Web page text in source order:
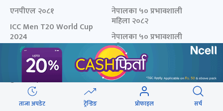
ताजा अपडेट ट्रेन्डिङ प्रोफाइल सर्च
एनपीएल २०८१
ICC Men T20 World Cup
2024
IPL 2024
Aaha RARA Pokhara
Nepal Super League -
2080
नेपालका ५० प्रभावशाली
महिला २०८२
नेपालका ५० प्रभावशाली
महिला २०८१
नेपालका ५० प्रभावशाली
महिला २०८०
चालीस मुनिका चालीस- २०८३
- छनोट मनोनयन फर्म